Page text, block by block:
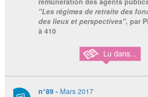
"Les régimes de retraite des
des lieux et perspectives", par
à 410
n°89 - Mars 2017